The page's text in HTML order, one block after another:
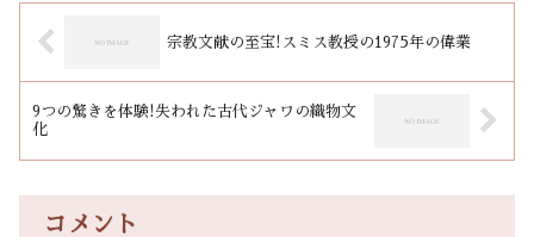
宗教文献の至宝!スミス教授の1975年の偉業
9つの驚きを体験!失われた古代ジャワの織物文
化
コメント